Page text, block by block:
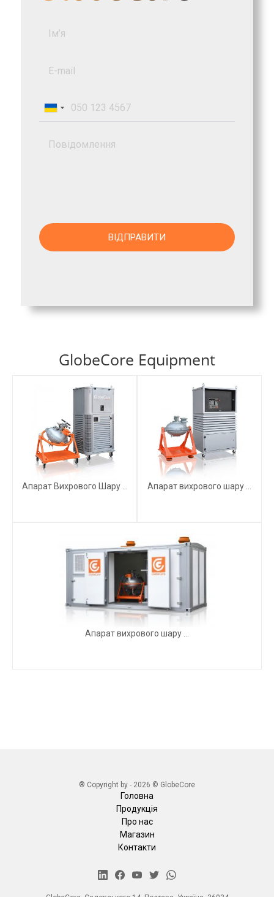
GlobeCore Equipment
Апарат Вихрового Шару ... Апарат вихрового шару ...
Апарат вихрового шару ...
Головна
Продукція
Про нас
Магазин
Контакти
® Copyright by - 2026 © GlobeCore